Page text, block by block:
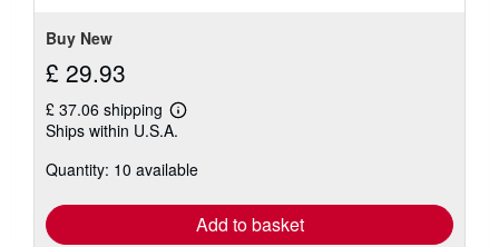
Buy New
£ 29.93
£ 37.06 shipping
Learn
more
shipping
Ships within U.S.A.
Quantity: 10 available
Add to basket